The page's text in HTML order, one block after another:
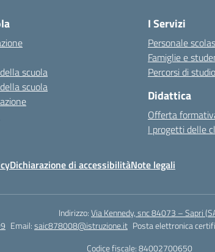
scuola
scuola
I Servizi
Personale
Famiglie e
Percorsi di studio
Didattica
Offerta
I progetti delle
Dichiarazione di accessibilitàNote legali
Indirizzo:Via Kennedy, snc 84073 – Sapri
Email:saic878008@istruzione.it Posta elettronica
Codice fiscale: 84002700650